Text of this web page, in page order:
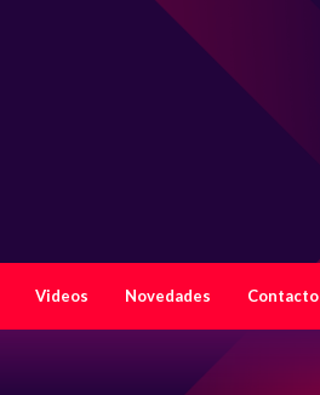
Videos Novedades Contacto